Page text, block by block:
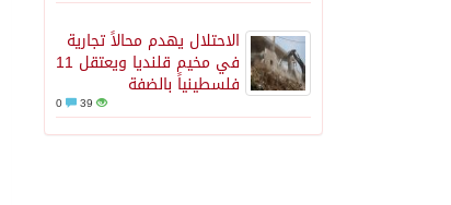
الاحتلال يهدم محالاً تجارية
في مخيم قلنديا ويعتقل 11
فلسطينياً بالضفة
39